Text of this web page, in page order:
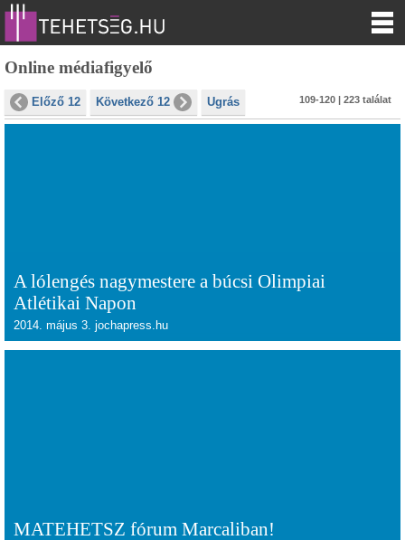
Online médiafigyelő
Előző 12 Következő 12 Ugrás 109-120 | 223 találat
A lólengés nagymestere a búcsi Olimpiai
Atlétikai Napon
2014. május 3. jochapress.hu
MATEHETSZ fórum Marcaliban!